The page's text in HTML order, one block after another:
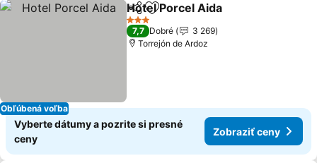
Obľúbená voľba
ZdieľaťPridať do obľúbených
Hotel Porcel Aida
3 Počet hviezdičiek
7,7 Dobré
3 269
Torrejón de Ardoz
Vyberte dátumy a pozrite si presné
ceny
Zobraziť ceny